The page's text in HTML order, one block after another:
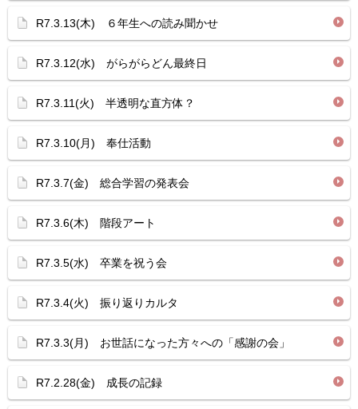
R7.3.13(木) ６年生への読み聞かせ
R7.3.12(水) がらがらどん最終日
R7.3.11(火) 半透明な直方体？
R7.3.10(月) 奉仕活動
R7.3.7(金) 総合学習の発表会
R7.3.6(木) 階段アート
R7.3.5(水) 卒業を祝う会
R7.3.4(火) 振り返りカルタ
R7.3.3(月) お世話になった方々への「感謝の会」
R7.2.28(金) 成長の記録